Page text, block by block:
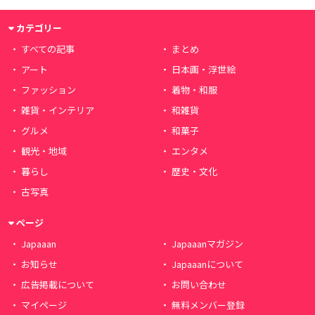
カテゴリー
すべての記事
まとめ
アート
日本画・浮世絵
ファッション
着物・和服
雑貨・インテリア
和雑貨
グルメ
和菓子
観光・地域
エンタメ
暮らし
歴史・文化
古写真
ページ
Japaaan
Japaaanマガジン
お知らせ
Japaaanについて
広告掲載について
お問い合わせ
マイページ
無料メンバー登録